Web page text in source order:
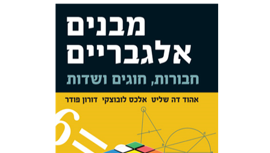
דורון פודר אלכס לובוצקי
אהוד דה
שליט